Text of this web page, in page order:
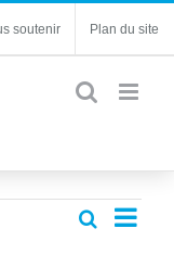
soutenir Plan du site
Recherche
Mois